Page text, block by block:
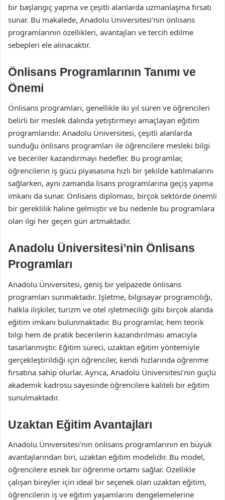
bir başlangıç yapma ve çeşitli alanlarda uzmanlaşma fırsatı
sunar. Bu makalede, Anadolu Üniversitesi’nin önlisans
programlarının özellikleri, avantajları ve tercih edilme
sebepleri ele alınacaktır.
Önlisans Programlarının Tanımı ve
Önemi
Önlisans programları, genellikle iki yıl süren ve öğrencileri
belirli bir meslek dalında yetiştirmeyi amaçlayan eğitim
programlarıdır. Anadolu Üniversitesi, çeşitli alanlarda
sunduğu önlisans programları ile öğrencilere mesleki bilgi
ve beceriler kazandırmayı hedefler. Bu programlar,
öğrencilerin iş gücü piyasasına hızlı bir şekilde katılmalarını
sağlarken, aynı zamanda lisans programlarına geçiş yapma
imkanı da sunar. Önlisans diploması, birçok sektörde önemli
bir gereklilik haline gelmiştir ve bu nedenle bu programlara
olan ilgi her geçen gün artmaktadır.
Anadolu Üniversitesi’nin Önlisans
Programları
Anadolu Üniversitesi, geniş bir yelpazede önlisans
programları sunmaktadır. İşletme, bilgisayar programcılığı,
halkla ilişkiler, turizm ve otel işletmeciliği gibi birçok alanda
eğitim imkanı bulunmaktadır. Bu programlar, hem teorik
bilgi hem de pratik becerilerin kazandırılması amacıyla
tasarlanmıştır. Eğitim süreci, uzaktan eğitim yöntemiyle
gerçekleştirildiği için öğrenciler, kendi hızlarında öğrenme
fırsatına sahip olurlar. Ayrıca, Anadolu Üniversitesi’nin güçlü
akademik kadrosu sayesinde öğrencilere kaliteli bir eğitim
sunulmaktadır.
Uzaktan Eğitim Avantajları
Anadolu Üniversitesi’nin önlisans programlarının en büyük
avantajlarından biri, uzaktan eğitim modelidir. Bu model,
öğrencilere esnek bir öğrenme ortamı sağlar. Özellikle
çalışan bireyler için ideal bir seçenek olan uzaktan eğitim,
öğrencilerin iş ve eğitim yaşamlarını dengelemelerine